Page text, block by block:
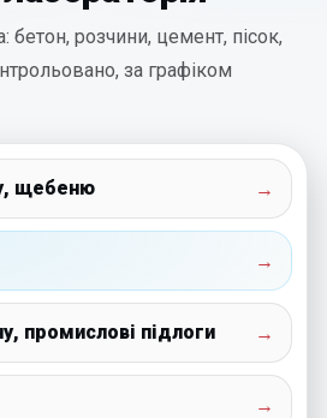
бетон, розчини, цемент, пісок,
за графіком
щебеню →
→
промислові підлоги →
→